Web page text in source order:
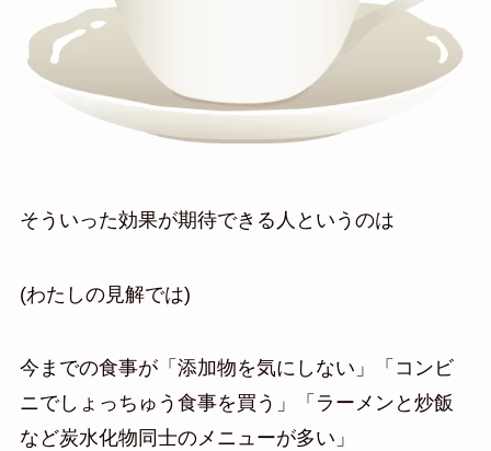
そういった効果が期待できる人というのは
(わたしの見解では)
今までの食事が「添加物を気にしない」「コンビ
ニでしょっちゅう食事を買う」「ラーメンと炒飯
など炭水化物同士のメニューが多い」